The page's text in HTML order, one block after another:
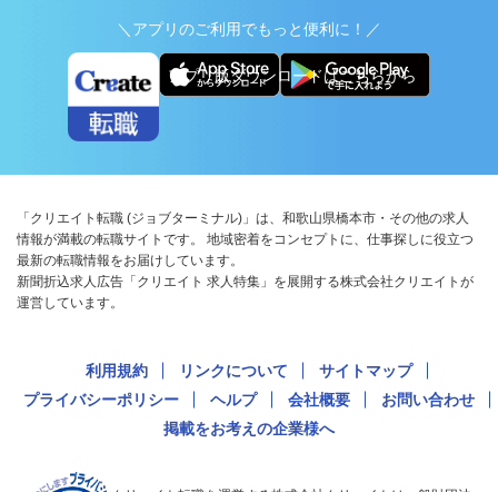
＼アプリのご利用でもっと便利に！／
アプリ版ダウンロードはこちらから
「クリエイト転職 (ジョブターミナル)」は、和歌山県橋本市・その他の求人
情報が満載の転職サイトです。 地域密着をコンセプトに、仕事探しに役立つ
最新の転職情報をお届けしています。
新聞折込求人広告「クリエイト 求人特集」を展開する株式会社クリエイトが
運営しています。
利用規約 リンクについて
サイトマップ
プライバシーポリシー
ヘルプ 会社概要
お問い合わせ
掲載をお考えの企業様へ